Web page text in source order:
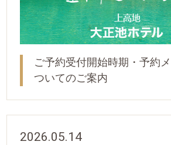
ご予約受付開始時期・予約
ついてのご案内
2026.05.14